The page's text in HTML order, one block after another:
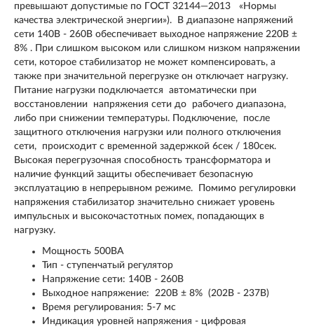
превышают допустимые по ГОСТ 32144―2013 «Нормы
качества электрической энергии»). В диапазоне напряжений
сети 140В - 260В обеспечивает выходное напряжение 220В ±
8% . При слишком высоком или слишком низком напряжении
сети, которое стабилизатор не может компенсировать, а
также при значительной перегрузке он отключает нагрузку.
Питание нагрузки подключается автоматически при
восстановлении напряжения сети до рабочего диапазона,
либо при снижении температуры. Подключение, после
защитного отключения нагрузки или полного отключения
сети, происходит с временной задержкой 6сек / 180сек.
Высокая перегрузочная способность трансформатора и
наличие функций защиты обеспечивает безопасную
эксплуатацию в непрерывном режиме. Помимо регулировки
напряжения стабилизатор значительно снижает уровень
импульсных и высокочастотных помех, попадающих в
нагрузку.
Мощность 500ВА
Тип - ступенчатый регулятор
Напряжение сети: 140В - 260В
Выходное напряжение: 220В ± 8% (202В - 237В)
Время регулирования: 5-7 мс
Индикация уровней напряжения - цифровая